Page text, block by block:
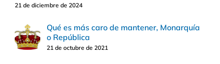
21 de diciembre de 2024
Qué es más caro de mantener, Monarquía
o República
21 de octubre de 2021